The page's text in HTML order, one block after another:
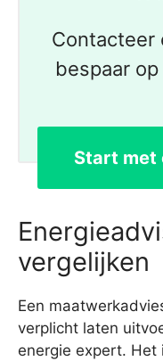
Contacteer
bespaar
Start met
vergelijken
Een
verplicht laten
energie expert.